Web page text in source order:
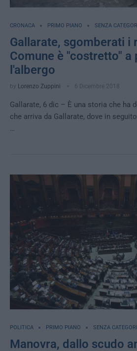
CRONACA PRIMO PIANO SENZA
Gallarate, sgomberati i
Comune è "costretto" a
l'albergo
by Lorenzo Zuppini 6 Dicembre 2018
Gallarate, 6 dic – È una storia che ha
che arriva da Gallarate, dove in
…
POLITICA PRIMO PIANO SENZA
Manovra, dallo scudo